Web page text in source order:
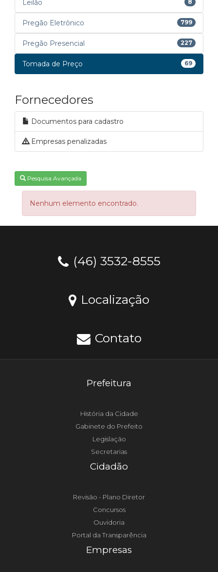
Leilão 8
Pregão Eletrônico 799
Pregão Presencial 227
Tomada de Preço 69
Fornecedores
Documentos para cadastro
Empresas penalizadas
Pesquisa Avançada
Nenhum elemento encontrado.
(46) 3532-8555
Localização
Contato
Prefeitura
História da Cidade
Gabinete do Prefeito
Legislação
Secretarias
Cidadão
Revisão - Plano Diretor
Concursos
Ouvidoria
Portal da Transparência
Empresas